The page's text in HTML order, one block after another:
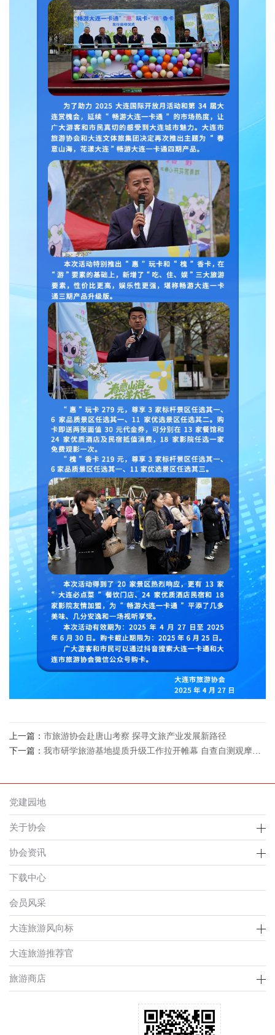
上一篇： 市旅游协会赴唐山考察 探寻文旅产业发展新路径
下一篇： 我市研学旅游基地提质升级工作拉开帷幕 自查自测观摩会首选大连华夏文化体验馆
党建园地
关于协会
协会资讯
下载中心
会员风采
大连旅游风向标
大连旅游推荐官
旅游商店